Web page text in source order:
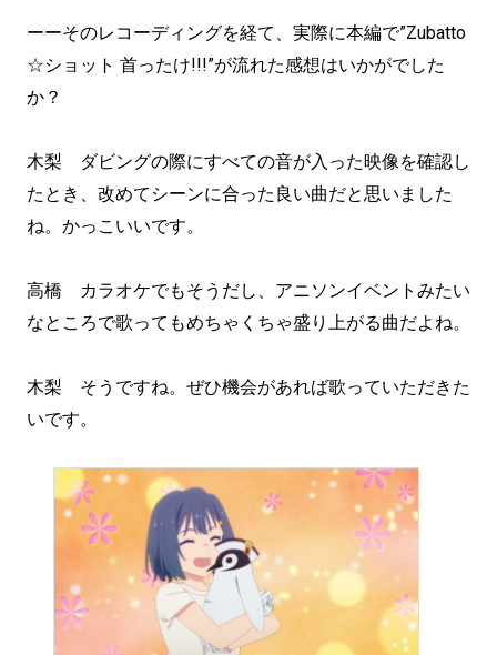
ーーそのレコーディングを経て、実際に本編で”Zubatto
☆ショット 首ったけ!!!”が流れた感想はいかがでした
か？
木梨 ダビングの際にすべての音が入った映像を確認し
たとき、改めてシーンに合った良い曲だと思いました
ね。かっこいいです。
高橋 カラオケでもそうだし、アニソンイベントみたい
なところで歌ってもめちゃくちゃ盛り上がる曲だよね。
木梨 そうですね。ぜひ機会があれば歌っていただきた
いです。